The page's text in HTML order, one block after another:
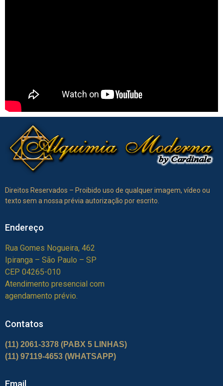
Direitos Reservados – Proibido uso de qualquer imagem, vídeo ou
texto sem a nossa prévia autorização por escrito.
Endereço
Rua Gomes Nogueira, 462
Ipiranga – São Paulo – SP
CEP 04265-010
Atendimento presencial com
agendamento prévio.
Contatos
(11) 2061-3378 (PABX 5 LINHAS)
(11) 97119-4653 (WHATSAPP)
Email